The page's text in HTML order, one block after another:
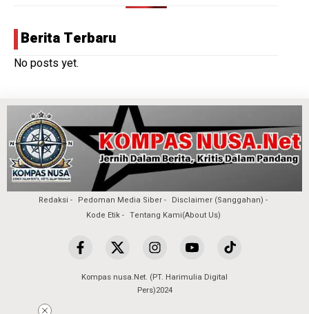
Berita Terbaru
No posts yet.
Redaksi Pedoman Media Siber
Disclaimer (Sanggahan)
Kode Etik
Tentang Kami(About Us)
Kompas nusa.Net. (PT. Harimulia Digital
Pers)2024